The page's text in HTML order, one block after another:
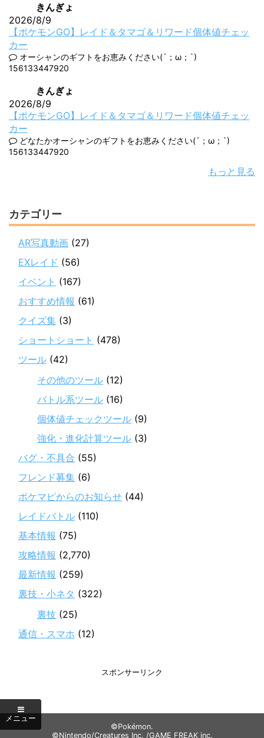
きんぎょ
2026/8/9
【ポケモンGO】レイド＆タマゴ＆リワード個体値チェッ
カー
オーシャンのギフトをお恵みください(´；ω；`)
156133447920
きんぎょ
2026/8/9
【ポケモンGO】レイド＆タマゴ＆リワード個体値チェッ
カー
どなたかオーシャンのギフトをお恵みください(´；ω；`)
156133447920
もっと見る
カテゴリー
AR写真動画 (27)
EXレイド (56)
イベント (167)
おすすめ情報 (61)
クイズ集 (3)
ショートショート (478)
ツール (42)
その他のツール (12)
バトル系ツール (16)
個体値チェックツール (9)
強化・進化計算ツール (3)
バグ・不具合 (55)
フレンド募集 (6)
ポケマピからのお知らせ (44)
レイドバトル (110)
基本情報 (75)
攻略情報 (2,770)
最新情報 (259)
裏技・小ネタ (322)
裏技 (25)
通信・スマホ (12)
スポンサーリンク
©Pokémon.
©Nintendo/Creatures Inc. /GAME FREAK inc.